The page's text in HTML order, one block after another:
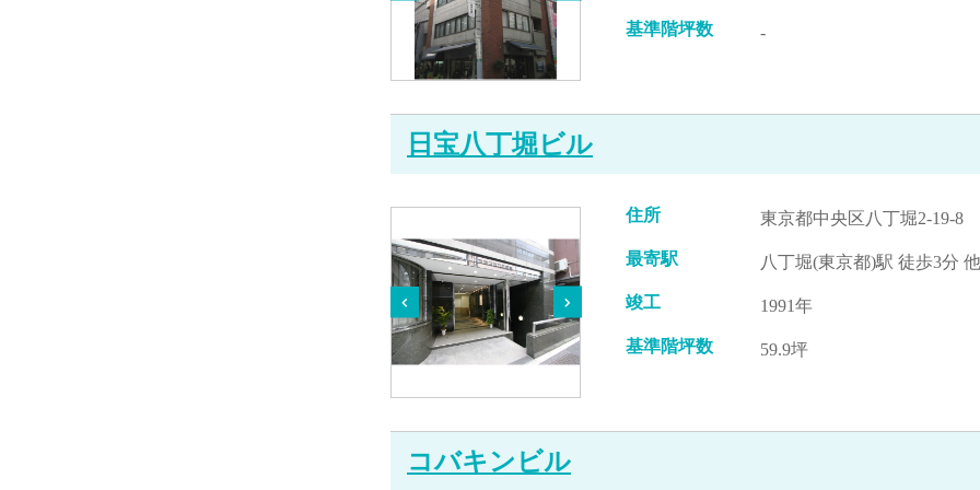
基準階坪数 -
日宝八丁堀ビル
住所 東京都中央区八丁堀2-19-8
最寄駅 八丁堀(東京都)駅 徒歩3分 他
竣工 1991年
基準階坪数 59.9坪
コバキンビル